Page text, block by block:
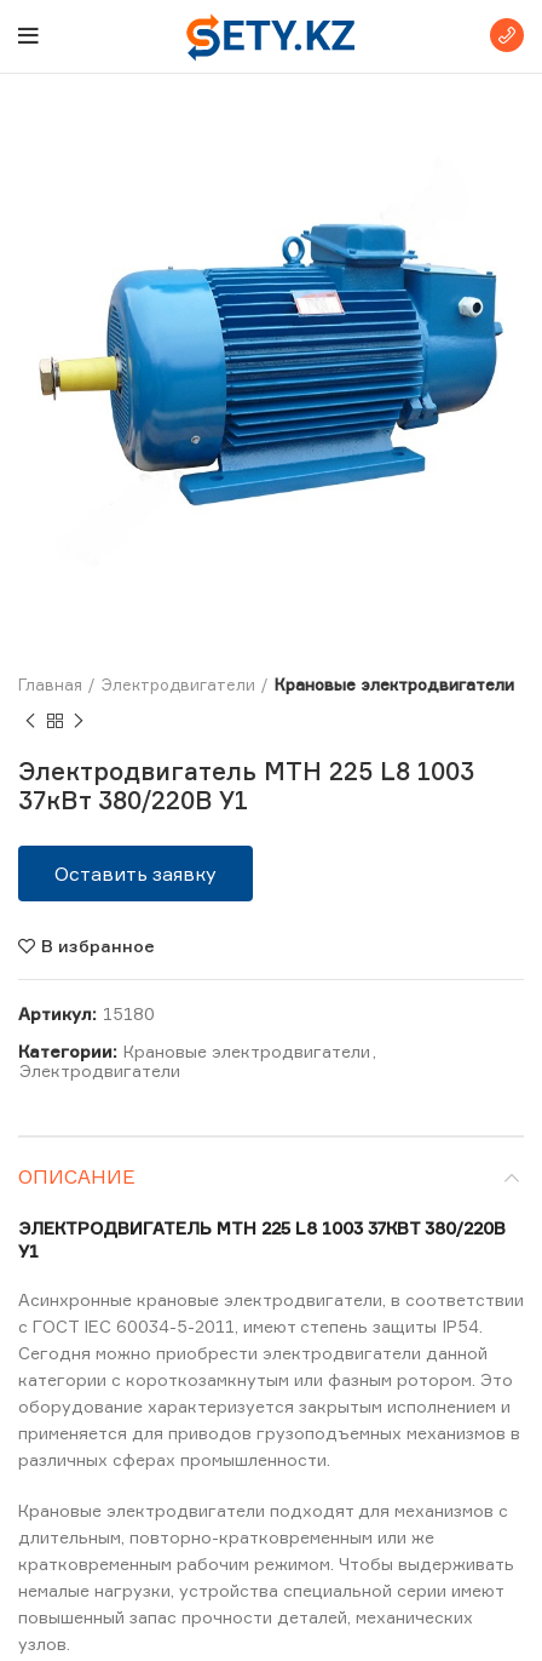
Главная Электродвигатели Крановые электродвигатели
Электродвигатель MTH 225 L8 1003
37кВт 380/220В У1
Оставить заявку
В избранное
Артикул: 15180
Категории: Крановые электродвигатели
Электродвигатели
ОПИСАНИЕ
ЭЛЕКТРОДВИГАТЕЛЬ MTH 225 L8 1003 37КВТ 380/220В
У1
Асинхронные крановые электродвигатели, в соответствии
с ГОСТ ІЕС 60034-5-2011, имеют степень защиты IP54.
Сегодня можно приобрести электродвигатели данной
категории с короткозамкнутым или фазным ротором. Это
оборудование характеризуется закрытым исполнением и
применяется для приводов грузоподъемных механизмов в
различных сферах промышленности.
Крановые электродвигатели подходят для механизмов с
длительным, повторно-кратковременным или же
кратковременным рабочим режимом. Чтобы выдерживать
немалые нагрузки, устройства специальной серии имеют
повышенный запас прочности деталей, механических
узлов.